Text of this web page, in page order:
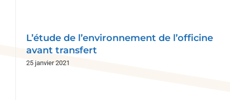
L’étude de l’environnement de l’officine
avant transfert
25 janvier 2021